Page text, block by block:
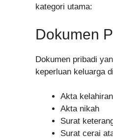
kategori utama:
Dokumen
Dokumen pribadi
keperluan keluarga
Akta kelahiran
Akta nikah
Surat
Surat cerai